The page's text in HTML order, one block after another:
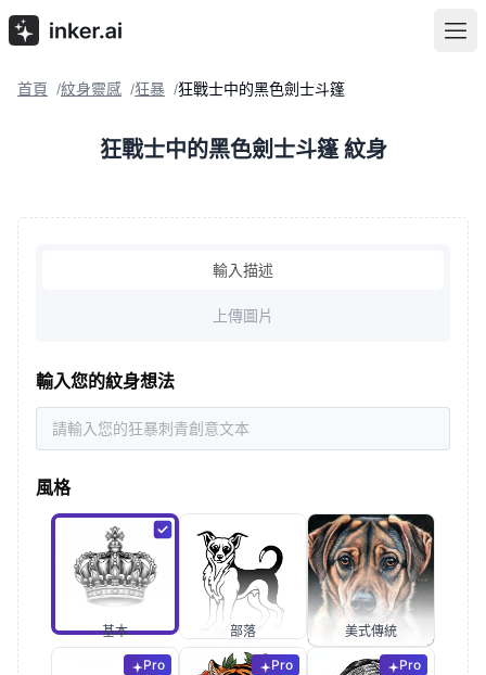
首頁 /紋身靈感 /狂暴 /狂戰士中的黑色劍士斗篷
狂戰士中的黑色劍士斗篷 紋身
輸入描述
上傳圖片
輸入您的紋身想法
風格
基本 部落 美式傳統
Pro Pro Pro